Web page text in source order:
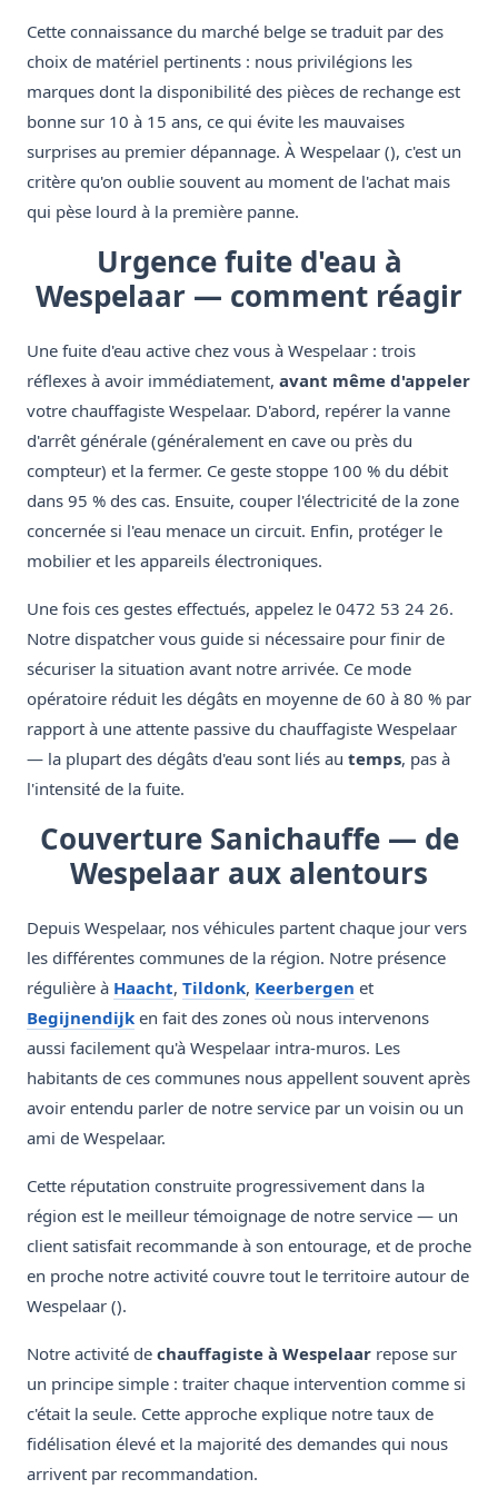
Cette connaissance du marché belge se traduit par des
choix de matériel pertinents : nous privilégions les
marques dont la disponibilité des pièces de rechange est
bonne sur 10 à 15 ans, ce qui évite les mauvaises
surprises au premier dépannage. À Wespelaar (), c'est un
critère qu'on oublie souvent au moment de l'achat mais
qui pèse lourd à la première panne.
Urgence fuite d'eau à
Wespelaar — comment réagir
Une fuite d'eau active chez vous à Wespelaar : trois
réflexes à avoir immédiatement, avant même d'appeler
votre chauffagiste Wespelaar. D'abord, repérer la vanne
d'arrêt générale (généralement en cave ou près du
compteur) et la fermer. Ce geste stoppe 100 % du débit
dans 95 % des cas. Ensuite, couper l'électricité de la zone
concernée si l'eau menace un circuit. Enfin, protéger le
mobilier et les appareils électroniques.
Une fois ces gestes effectués, appelez le 0472 53 24 26.
Notre dispatcher vous guide si nécessaire pour finir de
sécuriser la situation avant notre arrivée. Ce mode
opératoire réduit les dégâts en moyenne de 60 à 80 % par
rapport à une attente passive du chauffagiste Wespelaar
— la plupart des dégâts d'eau sont liés au temps, pas à
l'intensité de la fuite.
Couverture Sanichauffe — de
Wespelaar aux alentours
Depuis Wespelaar, nos véhicules partent chaque jour vers
les différentes communes de la région. Notre présence
régulière à Haacht, Tildonk, Keerbergen et
Begijnendijk en fait des zones où nous intervenons
aussi facilement qu'à Wespelaar intra-muros. Les
habitants de ces communes nous appellent souvent après
avoir entendu parler de notre service par un voisin ou un
ami de Wespelaar.
Cette réputation construite progressivement dans la
région est le meilleur témoignage de notre service — un
client satisfait recommande à son entourage, et de proche
en proche notre activité couvre tout le territoire autour de
Wespelaar ().
Notre activité de chauffagiste à Wespelaar repose sur
un principe simple : traiter chaque intervention comme si
c'était la seule. Cette approche explique notre taux de
fidélisation élevé et la majorité des demandes qui nous
arrivent par recommandation.